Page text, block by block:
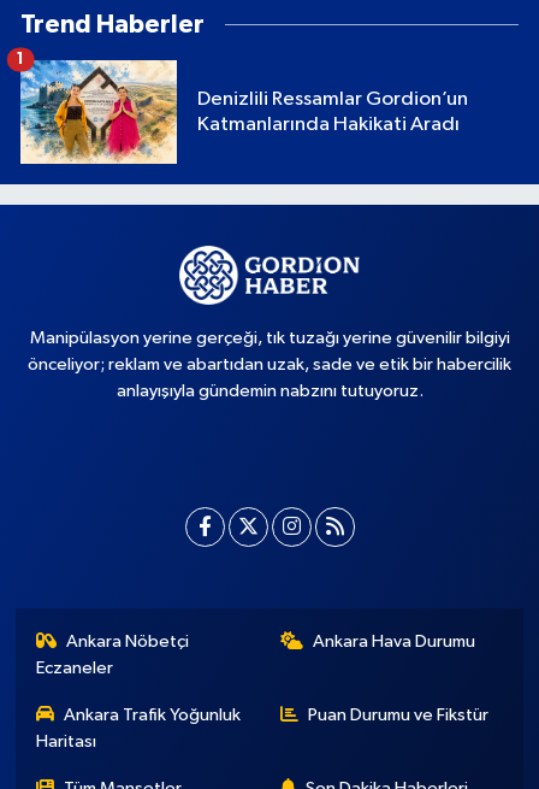
Trend Haberler
Denizlili Ressamlar Gordion’un
Katmanlarında Hakikati Aradı
1
Manipülasyon yerine gerçeği, tık tuzağı yerine güvenilir bilgiyi
önceliyor; reklam ve abartıdan uzak, sade ve etik bir habercilik
anlayışıyla gündemin nabzını tutuyoruz.
Ankara Nöbetçi
Eczaneler
Ankara Hava Durumu
Ankara Trafik Yoğunluk
Haritası
Puan Durumu ve Fikstür